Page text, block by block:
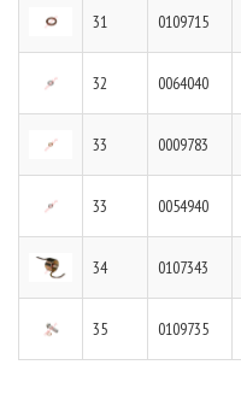
31 0109715
32 0064040
33 0009783
33 0054940
34 0107343
35 0109735